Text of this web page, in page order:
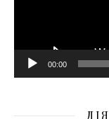
00:00